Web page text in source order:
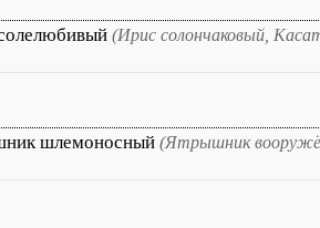
(Ирис солончаковый,
шлемоносный (Ятрышник